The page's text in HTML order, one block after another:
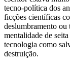
tecno-política dos
ficções científicas
deslumbramento
mentalidade de
tecnologia como
destruição.